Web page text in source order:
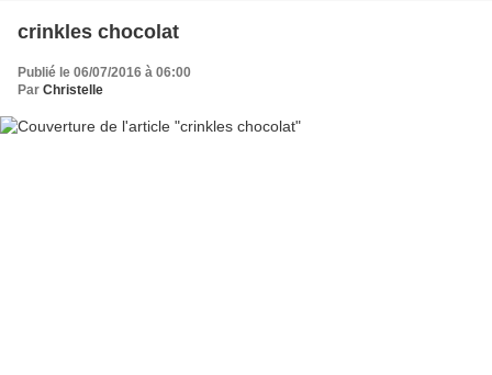
crinkles chocolat
Publié le 06/07/2016 à 06:00
Par Christelle